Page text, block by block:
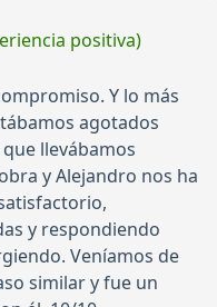
positiva)
Y lo más
agotados
llevábamos
y Alejandro nos ha
y respondiendo
Veníamos de
similar y fue un